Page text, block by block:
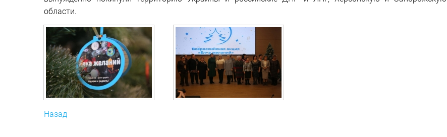
области.
Назад